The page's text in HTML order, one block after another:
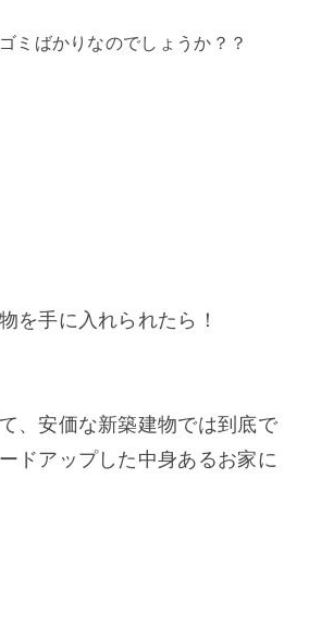
ミばかりなのでしょうか？？
を手に入れられたら！
、安価な新築建物では到底で
ドアップした中身あるお家に